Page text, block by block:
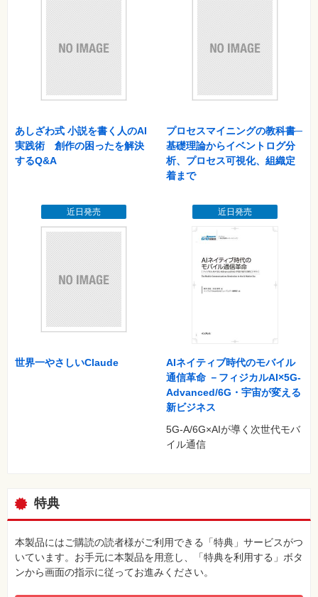
15貯まったメモを整理してアイデアを育てる
16Webページから気になる言葉だけを抜き出す
17処分する雑誌から一部のページだけをスキャンする
18新聞や雑誌を痛めずに「切り抜き」をする
19Google AnalyticsのレポートをEmailノートで蓄積し、分析す
20メールをEvernoteで整理し、メールソフトの受信箱を空にす
21大好きなブログの新着記事をEmailノートとして取り込んで読
む
22仕事の効率化に役立つメールやプログラムの定形文集を作る
23Webやプレゼンテーションに使える素材集を作る
26破綻しにくい、1週間分に限定したToDo管理ノートを作る
27出張や旅行の持ち物リストを作る
28iPhoneで取材した内容を自動的にパソコンに取り込む
29アフィリエイトリンクをノートに保存し、すぐ取り出せるよ
うにする
30ブログの関連記事を読んでもらうためのリンクをまとめてお
31気になるキーワードからノートを発掘し、整理する
32企画案やアイデアメモをまとめ直し、ブラッシュアップする
コグレマサトのEvernote活用スタイル
第3章暮らしに役立つ140文字レシピ
34写真のお手本を持ち歩き、参考にして撮影する
35持っているCDやDVDのコレクションをまとめたノートを作る
38オンラインで買う定番商品カタログで買い物の時間を節約す
40料理のレシピ集を作り「冷蔵庫にある材料」から探せるよう
にする
41服のデータベースで「タンスの肥やし」化を防ぐ
あしざわ式 小説を書く人のAI
実践術 創作の困ったを解決
するQ&A
プロセスマイニングの教科書─
基礎理論からイベントログ分
析、プロセス可視化、組織定
着まで
近日発売
世界一やさしいClaude
近日発売
AIネイティブ時代のモバイル
通信革命 －フィジカルAI×5G-
Advanced/6G・宇宙が変える
新ビジネス
5G-A/6G×AIが導く次世代モバ
イル通信
特典
本製品にはご購読の読者様がご利用できる「特典」サービスがつ
いています。お手元に本製品を用意し、「特典を利用する」ボタ
ンから画面の指示に従ってお進みください。